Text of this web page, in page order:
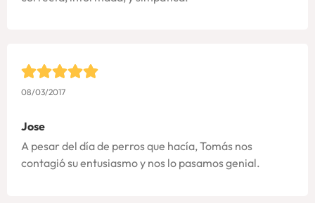
08/03/2017
Jose
A pesar del día de perros que hacía, Tomás nos
contagió su entusiasmo y nos lo pasamos genial.